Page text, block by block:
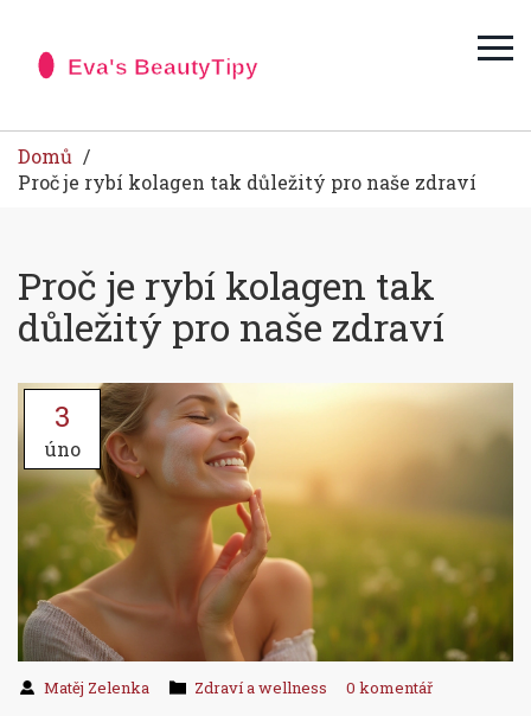
Domů
Proč je rybí kolagen tak důležitý pro naše zdraví
Proč je rybí kolagen tak
důležitý pro naše zdraví
3
úno
Matěj Zelenka Zdraví a wellness 0 komentář